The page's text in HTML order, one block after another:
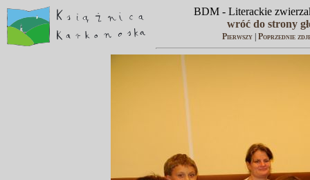
BDM - Literackie
wróć do strony
Pierwszy| Poprzednie